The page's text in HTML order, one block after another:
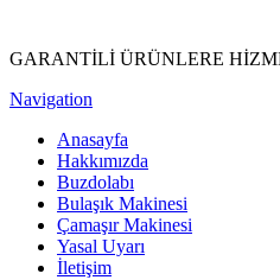
GARANTİLİ ÜRÜNLERE
Navigation
Anasayfa
Hakkımızda
Buzdolabı
Bulaşık Makinesi
Çamaşır Makinesi
Yasal Uyarı
İletişim